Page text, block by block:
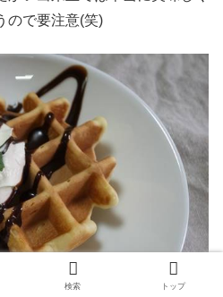
ので要注意(笑)
検索 トップ